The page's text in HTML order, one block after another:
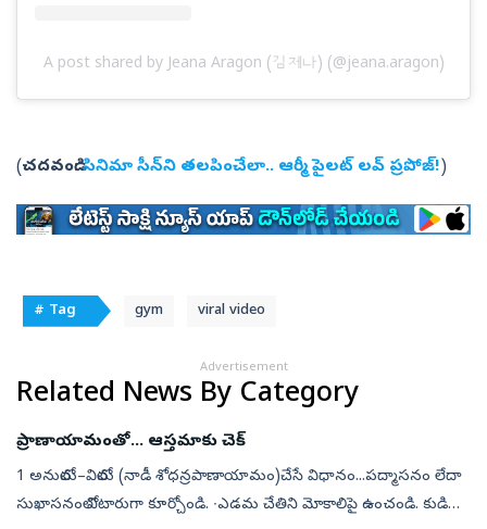
A post shared by Jeana Aragon (김제나) (@jeana.aragon)
(చదవండి:సినిమా సీన్‌ని తలపించేలా.. ఆర్మీ పైలట్‌ లవ్‌ ప్రపోజ్‌!)
# Tag gym viral video
Advertisement
Related News By Category
ప్రాణాయామంతో... ఆస్తమాకు చెక్‌
1 అనులోమ–విలోమ (నాడీ శోధన్రపాణాయామం)చేసే విధానం...పద్మాసనం లేదా
సుఖాసనంలో నిటారుగా కూర్చోండి. ∙ఎడమ చేతిని మోకాలిపై ఉంచండి. కుడి